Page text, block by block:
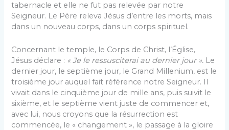
tabernacle et elle ne fut pas relevée par notre
Seigneur. Le Père releva Jésus d’entre les morts, mais
dans un nouveau corps, dans un corps spirituel.
Concernant le temple, le Corps de Christ, l’Église,
Jésus déclare : « Je le ressusciterai au dernier jour ». Le
dernier jour, le septième jour, le Grand Millenium, est le
troisième jour auquel fait référence notre Seigneur. Il
vivait dans le cinquième jour de mille ans, puis suivit le
sixième, et le septième vient juste de commencer et,
avec lui, nous croyons que la résurrection est
commencée, le « changement », le passage à la gloire